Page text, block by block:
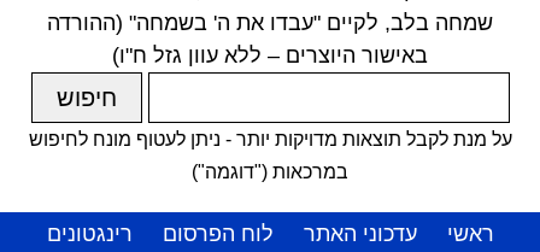
שמחה בלב, לקיים "עבדו את ה' בשמחה" (ההורדה
באישור היוצרים – ללא עוון גזל ח"ו)
על מנת לקבל תוצאות מדויקות יותר - ניתן לעטוף מונח לחיפוש
במרכאות ("דוגמה")
ראשי עדכוני האתר לוח הפרסום
רינגטונים